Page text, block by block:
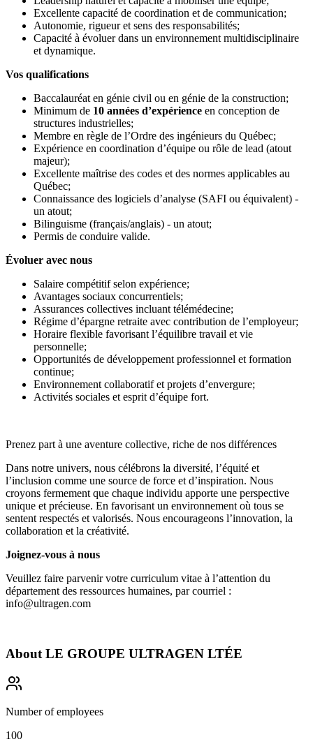
Excellente capacité de coordination et de communication;
Autonomie, rigueur et sens des responsabilités;
Capacité à évoluer dans un environnement multidisciplinaire
et dynamique.
Vos qualifications
Baccalauréat en génie civil ou en génie de la construction;
Minimum de 10 années d’expérience en conception de
structures industrielles;
Membre en règle de l’Ordre des ingénieurs du Québec;
Expérience en coordination d’équipe ou rôle de lead (atout
majeur);
Excellente maîtrise des codes et des normes applicables au
Québec;
Connaissance des logiciels d’analyse (SAFI ou équivalent) -
un atout;
Bilinguisme (français/anglais) - un atout;
Permis de conduire valide.
Évoluer avec nous
Salaire compétitif selon expérience;
Avantages sociaux concurrentiels;
Assurances collectives incluant télémédecine;
Régime d’épargne retraite avec contribution de l’employeur;
Horaire flexible favorisant l’équilibre travail et vie
personnelle;
Opportunités de développement professionnel et formation
continue;
Environnement collaboratif et projets d’envergure;
Activités sociales et esprit d’équipe fort.
Prenez part à une aventure collective, riche de nos différences
Dans notre univers, nous célébrons la diversité, l’équité et
l’inclusion comme une source de force et d’inspiration. Nous
croyons fermement que chaque individu apporte une perspective
unique et précieuse. En favorisant un environnement où tous se
sentent respectés et valorisés. Nous encourageons l’innovation, la
collaboration et la créativité.
Joignez-vous à nous
Veuillez faire parvenir votre curriculum vitae à l’attention du
département des ressources humaines, par courriel :
info@ultragen.com
About LE GROUPE ULTRAGEN LTÉE
Number of employees
100